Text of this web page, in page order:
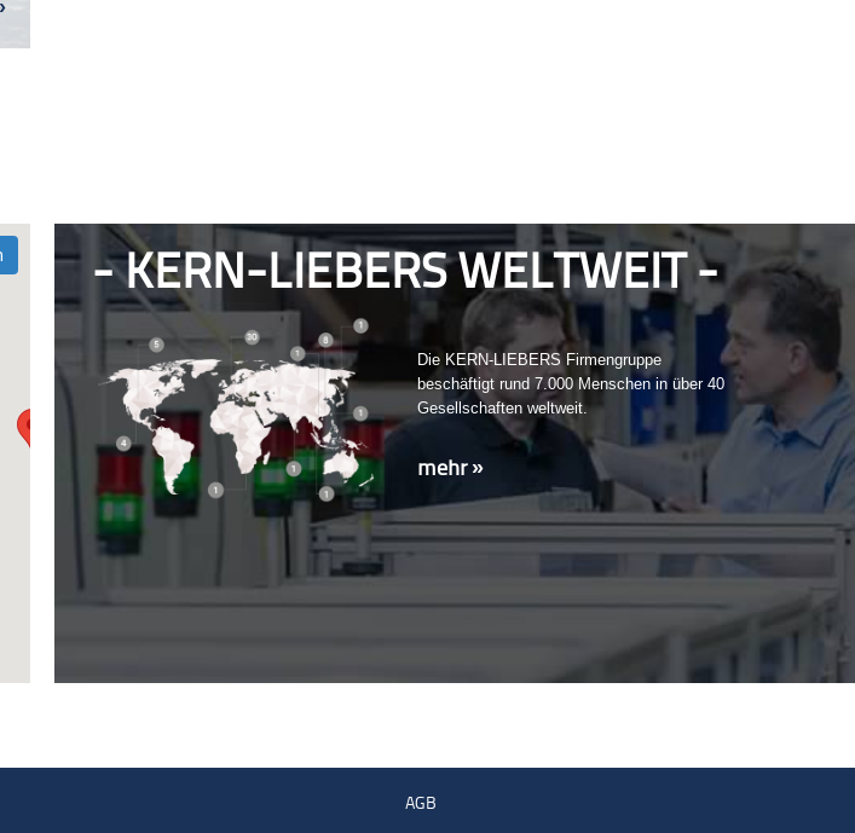
KERN-LIEBERS WELTWEIT
Die KERN-LIEBERS Firmengruppe
beschäftigt rund 7.000 Menschen in über 40
Gesellschaften weltweit.
mehr »
AGB